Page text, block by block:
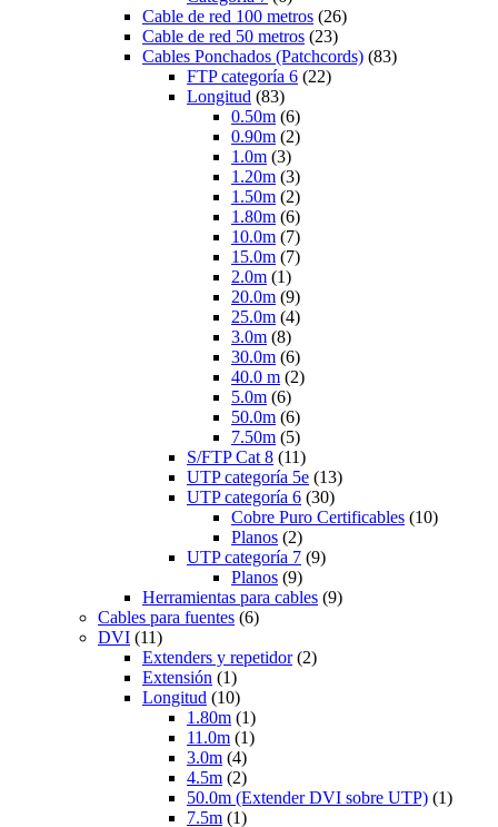
Cable de red 100 metros (26)
Cable de red 50 metros (23)
Cables Ponchados (Patchcords) (83)
FTP categoría 6 (22)
Longitud (83)
0.50m (6)
0.90m (2)
1.0m (3)
1.20m (3)
1.50m (2)
1.80m (6)
10.0m (7)
15.0m (7)
2.0m (1)
20.0m (9)
25.0m (4)
3.0m (8)
30.0m (6)
40.0 m (2)
5.0m (6)
50.0m (6)
7.50m (5)
S/FTP Cat 8 (11)
UTP categoría 5e (13)
UTP categoría 6 (30)
Cobre Puro Certificables (10)
Planos (2)
UTP categoría 7 (9)
Planos (9)
Herramientas para cables (9)
Cables para fuentes (6)
DVI (11)
Extenders y repetidor (2)
Extensión (1)
Longitud (10)
1.80m (1)
11.0m (1)
3.0m (4)
4.5m (2)
50.0m (Extender DVI sobre UTP) (1)
7.5m (1)